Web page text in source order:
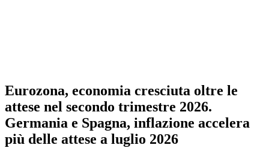
Eurozona, economia cresciuta oltre le
attese nel secondo trimestre 2026.
Germania e Spagna, inflazione accelera
più delle attese a luglio 2026